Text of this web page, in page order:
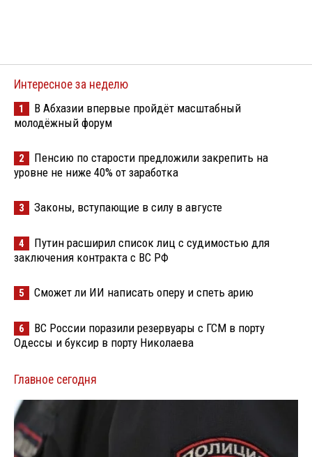
Интересное за неделю
1
В Абхазии впервые пройдёт масштабный
молодёжный форум
2
Пенсию по старости предложили закрепить на
уровне не ниже 40% от заработка
3 Законы, вступающие в силу в августе
4
Путин расширил список лиц с судимостью для
заключения контракта с ВС РФ
5 Сможет ли ИИ написать оперу и спеть арию
6
ВС России поразили резервуары с ГСМ в порту
Одессы и буксир в порту Николаева
Главное сегодня